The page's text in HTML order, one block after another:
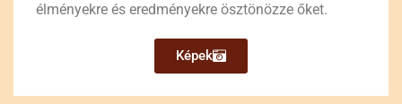
élményekre és eredményekre ösztönözze őket.
Képek